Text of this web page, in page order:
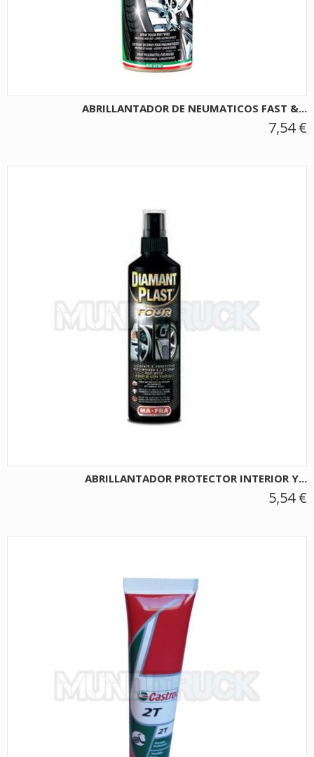
ABRILLANTADOR DE NEUMATICOS FAST &...
7,54 €
ABRILLANTADOR PROTECTOR INTERIOR Y...
5,54 €